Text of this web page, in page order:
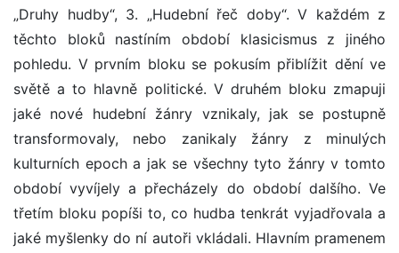
„Druhy hudby“, 3. „Hudební řeč doby“. V každém z
těchto bloků nastíním období klasicismus z jiného
pohledu. V prvním bloku se pokusím přiblížit dění ve
světě a to hlavně politické. V druhém bloku zmapuji
jaké nové hudební žánry vznikaly, jak se postupně
transformovaly, nebo zanikaly žánry z minulých
kulturních epoch a jak se všechny tyto žánry v tomto
období vyvíjely a přecházely do období dalšího. Ve
třetím bloku popíši to, co hudba tenkrát vyjadřovala a
jaké myšlenky do ní autoři vkládali. Hlavním pramenem